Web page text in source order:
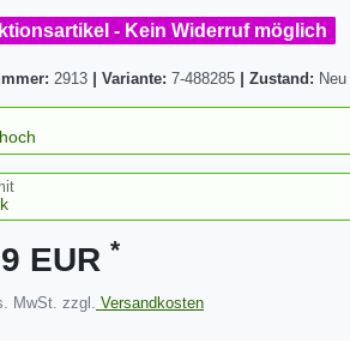
- Kein Widerruf möglich
2913 Variante: 7-488285 Zustand: Neu
EUR *
MwSt. zzgl. Versandkosten